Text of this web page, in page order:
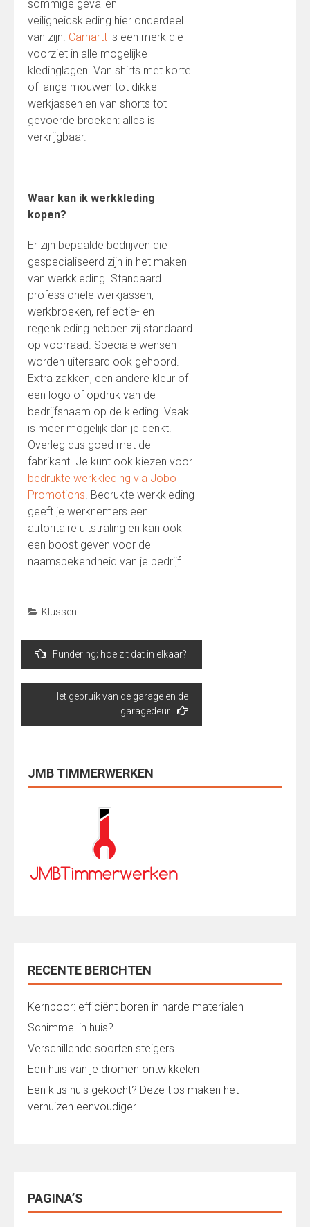
sommige gevallen
veiligheidskleding hier onderdeel
van zijn. Carhartt is een merk die
voorziet in alle mogelijke
kledinglagen. Van shirts met korte
of lange mouwen tot dikke
werkjassen en van shorts tot
gevoerde broeken: alles is
verkrijgbaar.
Waar kan ik werkkleding
kopen?
Er zijn bepaalde bedrijven die
gespecialiseerd zijn in het maken
van werkkleding. Standaard
professionele werkjassen,
werkbroeken, reflectie- en
regenkleding hebben zij standaard
op voorraad. Speciale wensen
worden uiteraard ook gehoord.
Extra zakken, een andere kleur of
een logo of opdruk van de
bedrijfsnaam op de kleding. Vaak
is meer mogelijk dan je denkt.
Overleg dus goed met de
fabrikant. Je kunt ook kiezen voor
bedrukte werkkleding via Jobo
Promotions. Bedrukte werkkleding
geeft je werknemers een
autoritaire uitstraling en kan ook
een boost geven voor de
naamsbekendheid van je bedrijf.
Klussen
Bericht
navigatie
Fundering; hoe zit dat in elkaar?
Het gebruik van de garage en de
garagedeur
JMB TIMMERWERKEN
RECENTE BERICHTEN
Kernboor: efficiënt boren in harde materialen
Schimmel in huis?
Verschillende soorten steigers
Een huis van je dromen ontwikkelen
Een klus huis gekocht? Deze tips maken het
verhuizen eenvoudiger
PAGINA’S